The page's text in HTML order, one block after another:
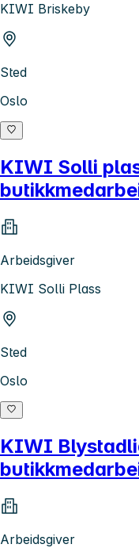
KIWI Briskeby
Sted
Oslo
KIWI Solli
Arbeidsgiver
KIWI Solli Plass
Sted
Oslo
KIWI
Arbeidsgiver